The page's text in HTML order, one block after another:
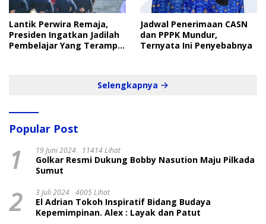
Lantik Perwira Remaja,
Presiden Ingatkan Jadilah
Pembelajar Yang Terampil
Jadwal Penerimaan CASN
dan PPPK Mundur,
Ternyata Ini Penyebabnya
Selengkapnya
Popular Post
1 19 Juni 2024 11414 Lihat
Golkar Resmi Dukung Bobby Nasution Maju Pilkada
Sumut
2 3 Juli 2024 4005 Lihat
El Adrian Tokoh Inspiratif Bidang Budaya
Kepemimpinan. Alex : Layak dan Patut